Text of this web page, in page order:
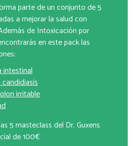
parte de un conjunto de 5
a mejorar la salud con
de Intoxicación por
en este pack las
intestinal
irritable
5 masteclass del Dr. Guxens
de 100€